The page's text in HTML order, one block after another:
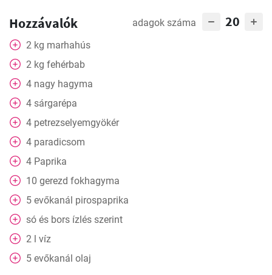
Hozzávalók adagok száma 20
2 kg marhahús
2 kg fehérbab
4 nagy hagyma
4 sárgarépa
4 petrezselyemgyökér
4 paradicsom
4 Paprika
10 gerezd fokhagyma
5 evőkanál pirospaprika
só és bors ízlés szerint
2 l víz
5 evőkanál olaj